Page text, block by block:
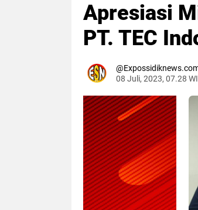
Apresiasi
PT. TEC
08 Juli, 2023, 07.28